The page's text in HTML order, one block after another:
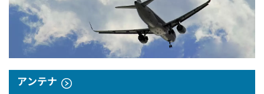
アンテナ